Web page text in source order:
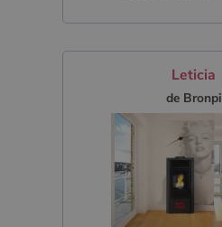
Leticia
de Bronpi